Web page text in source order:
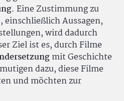
. Eine Zustimmung zu
Aussagen,
wird dadurch
Ziel ist es, durch Filme
mit Geschichte
dazu, diese Filme
und möchten zur